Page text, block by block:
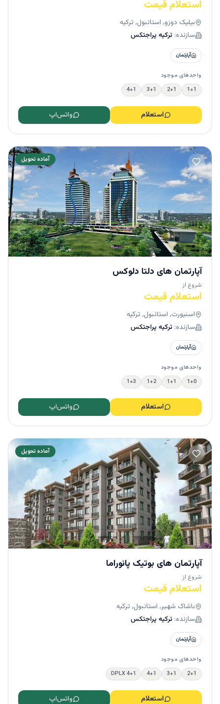
استعلام قیمت
بیلیک دوزو, استانبول, ترکیه
سازنده: ترکیه پراجتکس
آپارتمان
واحدهای موجود
1+1
2+1
3+1
4+1
استعلام واتس‌اپ
آماده تحویل
آپارتمان های دلتا دلوکس
شروع از
استعلام قیمت
اسنیورت, استانبول, ترکیه
سازنده: ترکیه پراجتکس
آپارتمان
واحدهای موجود
1+0
1+1
1+2
1+3
استعلام واتس‌اپ
آماده تحویل
آپارتمان های بوتیک پانوراما
شروع از
استعلام قیمت
باشاک شهیر, استانبول, ترکیه
سازنده: ترکیه پراجتکس
آپارتمان
واحدهای موجود
2+1
3+1
4+1
4+1 DPLX
استعلام واتس‌اپ